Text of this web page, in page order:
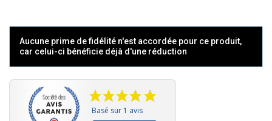
Aucune prime de fidélité n'est accordée pour ce produit,
car celui-ci bénéficie déjà d'une réduction
Basé sur 1 avis